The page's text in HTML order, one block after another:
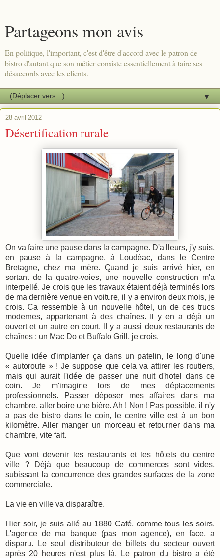
Partageons mon avis
En politique, l'important, c'est d'être d'accord avec le patron de
bistro d'autant que son métier consiste essentiellement à taire ses
désaccords avec les clients.
▼
28 avril 2012
Désertification rurale
On va faire une pause dans la campagne. D'ailleurs, j'y suis,
en pause à la campagne, à Loudéac, dans le Centre
Bretagne, chez ma mère. Quand je suis arrivé hier, en
sortant de la quatre-voies, une nouvelle construction m'a
interpellé. Je crois que les travaux étaient déjà terminés lors
de ma dernière venue en voiture, il y a environ deux mois, je
crois. Ca ressemble à un nouvelle hôtel, un de ces trucs
modernes, appartenant à des chaînes. Il y en a déjà un
ouvert et un autre en court. Il y a aussi deux restaurants de
chaînes : un Mac Do et Buffalo Grill, je crois.
Quelle idée d'implanter ça dans un patelin, le long d'une
« autoroute » ! Je suppose que cela va attirer les routiers,
mais qui aurait l'idée de passer une nuit d'hotel dans ce
coin. Je m'imagine lors de mes déplacements
professionnels. Passer déposer mes affaires dans ma
chambre, aller boire une bière. Ah ! Non ! Pas possible, il n'y
a pas de bistro dans le coin, le centre ville est à un bon
kilomètre. Aller manger un morceau et retourner dans ma
chambre, vite fait.
Que vont devenir les restaurants et les hôtels du centre
ville ? Déjà que beaucoup de commerces sont vides,
subissant la concurrence des grandes surfaces de la zone
commerciale.
La vie en ville va disparaître.
Hier soir, je suis allé au 1880 Café, comme tous les soirs.
L'agence de ma banque (pas mon agence), en face, a
disparu. Le seul distributeur de billets du secteur ouvert
après 20 heures n'est plus là. Le patron du bistro a été